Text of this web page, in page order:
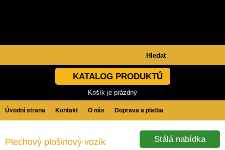
KATALOG PRODUKTŮ
Košík je prázdný
Úvodní strana Kontakt O nás Doprava a platba
Plechový plošinový vozík
Stálá nabídka